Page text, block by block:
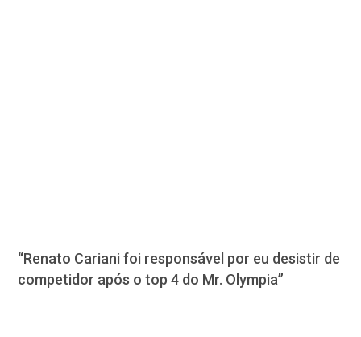
“Renato Cariani foi responsável por eu desistir de
competidor após o top 4 do Mr. Olympia”